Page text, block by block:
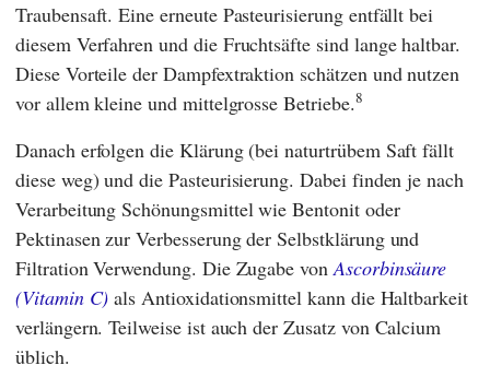
Traubensaft. Eine erneute Pasteurisierung entfällt bei
diesem Verfahren und die Fruchtsäfte sind lange haltbar.
Diese Vorteile der Dampfextraktion schätzen und nutzen
vor allem kleine und mittelgrosse Betriebe.8
Danach erfolgen die Klärung (bei naturtrübem Saft fällt
diese weg) und die Pasteurisierung. Dabei finden je nach
Verarbeitung Schönungsmittel wie Bentonit oder
Pektinasen zur Verbesserung der Selbstklärung und
Filtration Verwendung. Die Zugabe vonAscorbinsäure
(Vitamin C) als Antioxidationsmittel kann die Haltbarkeit
verlängern. Teilweise ist auch der Zusatz von Calcium
üblich.